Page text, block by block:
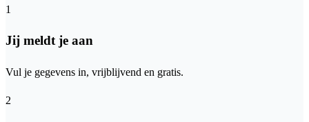
1
Jij meldt je aan
Vul je gegevens in, vrijblijvend en gratis.
2